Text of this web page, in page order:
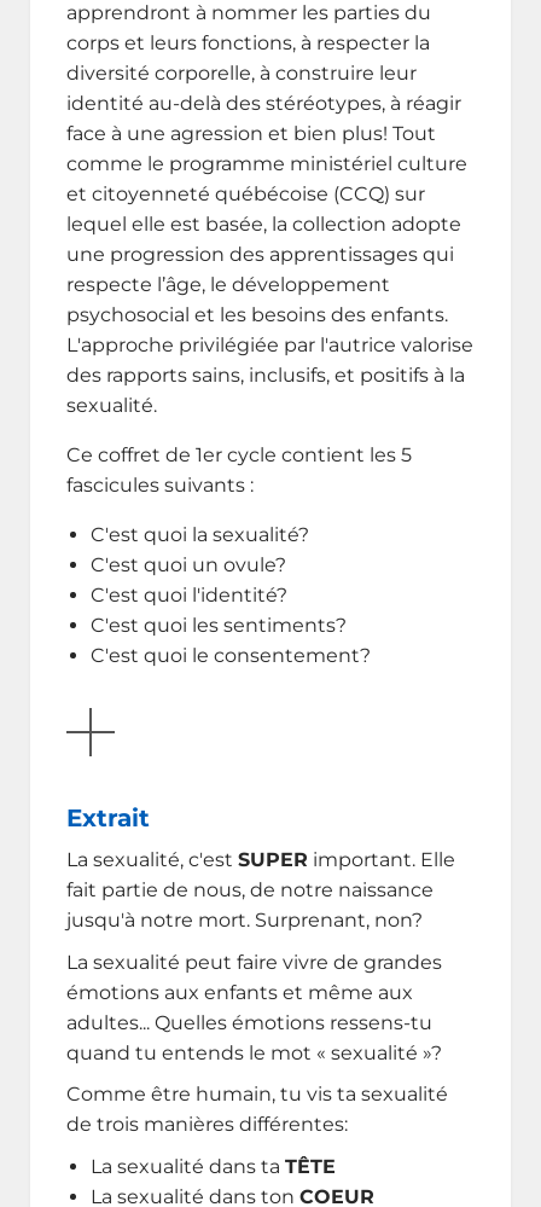
apprendront à nommer les parties du
corps et leurs fonctions, à respecter la
diversité corporelle, à construire leur
identité au-delà des stéréotypes, à réagir
face à une agression et bien plus! Tout
comme le programme ministériel culture
et citoyenneté québécoise (CCQ) sur
lequel elle est basée, la collection adopte
une progression des apprentissages qui
respecte l’âge, le développement
psychosocial et les besoins des enfants.
L'approche privilégiée par l'autrice valorise
des rapports sains, inclusifs, et positifs à la
sexualité.
Ce coffret de 1er cycle contient les 5
fascicules suivants :
C'est quoi la sexualité?
C'est quoi un ovule?
C'est quoi l'identité?
C'est quoi les sentiments?
C'est quoi le consentement?
Extrait
La sexualité, c'est SUPER important. Elle
fait partie de nous, de notre naissance
jusqu'à notre mort. Surprenant, non?
La sexualité peut faire vivre de grandes
émotions aux enfants et même aux
adultes... Quelles émotions ressens-tu
quand tu entends le mot « sexualité »?
Comme être humain, tu vis ta sexualité
de trois manières différentes:
La sexualité dans ta TÊTE
La sexualité dans ton COEUR